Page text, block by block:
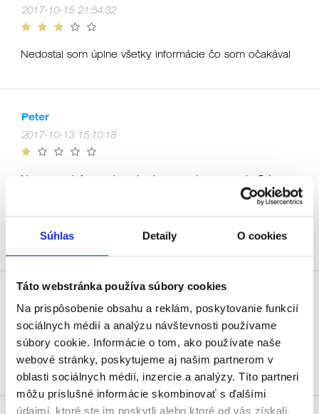
Súhlas Detaily O cookies
Táto webstránka používa súbory cookies
Na prispôsobenie obsahu a reklám, poskytovanie funkcií
sociálnych médií a analýzu návštevnosti používame
súbory cookie. Informácie o tom, ako používate naše
webové stránky, poskytujeme aj našim partnerom v
oblasti sociálnych médií, inzercie a analýzy. Títo partneri
môžu príslušné informácie skombinovať s ďalšími
údajmi, ktoré ste im poskytli alebo ktoré od vás získali,
2017-10-15 21:54:32
Nedostal som úplne všetky informácie čo som očakával
Peter
2017-10-13 15:10:18
Nepresne informacie..vyhodene peniaze...v reale 5st.
manualna prevodovka,vo vasom overeni uvadzate
6st.automat.... Akurat co ma znervoznili...preveril som
informacie... Nikdy viac!!!
2017-10-12 17:24:38
Veľmi dobrá služba avšak veľmi drahá.